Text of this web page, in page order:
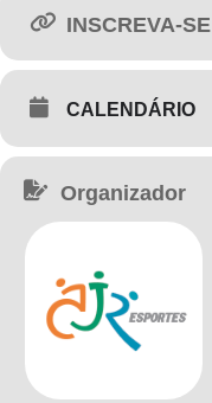
INSCREVA-SE
CALENDÁRIO
Organizador